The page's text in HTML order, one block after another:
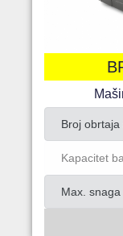
Broj
Kapacitet
Max.